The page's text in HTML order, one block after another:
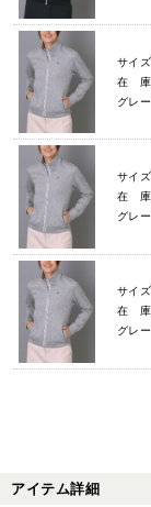
サイ
在 庫
グレー
サイズ
在 庫
グレー
サイ
在 庫
グレー
アイテム詳細